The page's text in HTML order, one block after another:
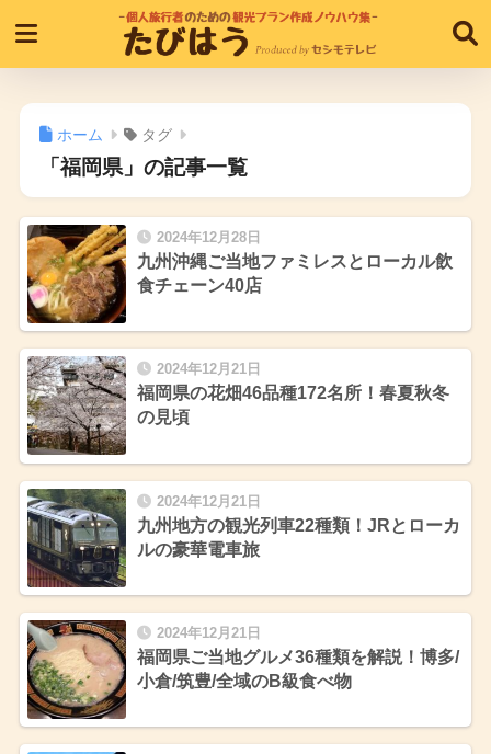
ホーム タグ
「福岡県」の記事一覧
2024年12月28日
九州沖縄ご当地ファミレスとローカル飲
食チェーン40店
2024年12月21日
福岡県の花畑46品種172名所！春夏秋冬
の見頃
2024年12月21日
九州地方の観光列車22種類！JRとローカ
ルの豪華電車旅
2024年12月21日
福岡県ご当地グルメ36種類を解説！博多/
小倉/筑豊/全域のB級食べ物